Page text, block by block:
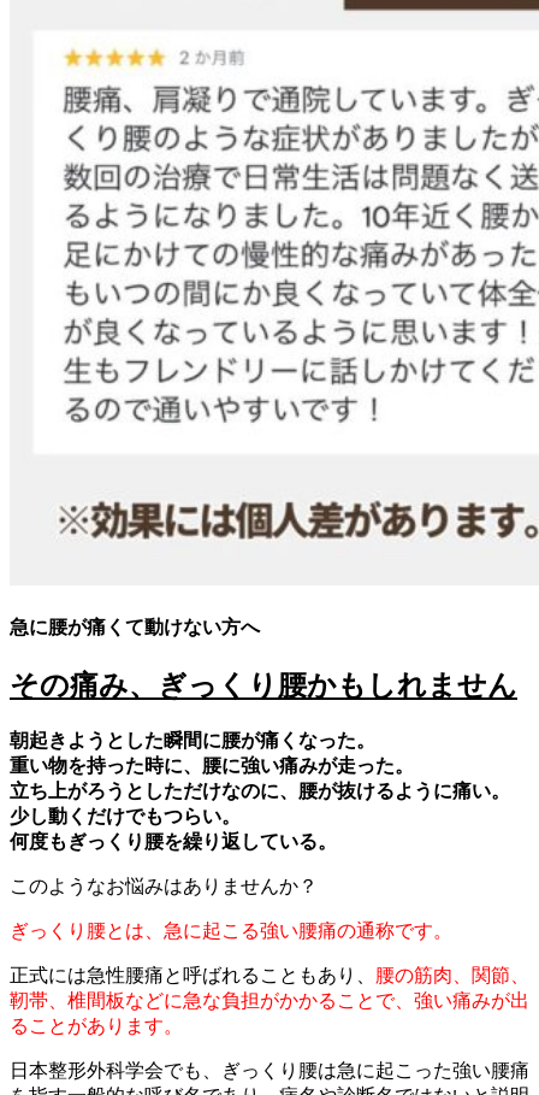
急に腰が痛くて動けない方へ
その痛み、ぎっくり腰かもしれません
朝起きようとした瞬間に腰が痛くなった。
重い物を持った時に、腰に強い痛みが走った。
立ち上がろうとしただけなのに、腰が抜けるように痛い。
少し動くだけでもつらい。
何度もぎっくり腰を繰り返している。
このようなお悩みはありませんか？
ぎっくり腰とは、急に起こる強い腰痛の通称です。
正式には急性腰痛と呼ばれることもあり、 腰の筋肉、関節、
靭帯、椎間板などに急な負担がかかることで、強い痛みが出
ることがあります。
日本整形外科学会でも、ぎっくり腰は急に起こった強い腰痛